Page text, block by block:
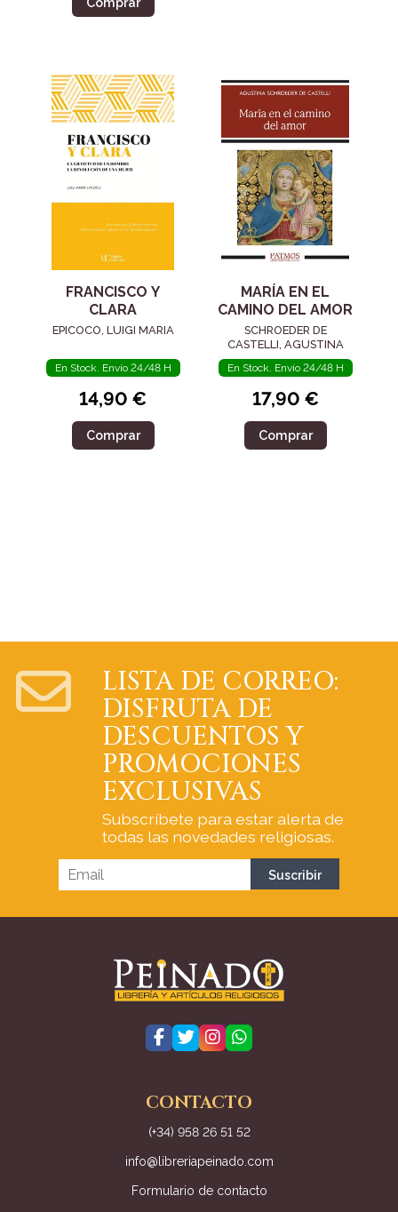
FRANCISCO Y
CLARA
EPICOCO, LUIGI MARIA
En Stock. Envío 24/48 H
14,90 €
Comprar
MARÍA EN EL
CAMINO DEL AMOR
SCHROEDER DE
CASTELLI, AGUSTINA
En Stock. Envío 24/48 H
17,90 €
Comprar
LISTA DE CORREO:
DISFRUTA DE
DESCUENTOS Y
PROMOCIONES
EXCLUSIVAS
Subscríbete para estar alerta de
todas las novedades religiosas.
CONTACTO
(+34) 958 26 51 52
info@libreriapeinado.com
Formulario de contacto